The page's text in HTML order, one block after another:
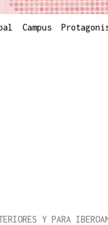
Campus
Y PARA